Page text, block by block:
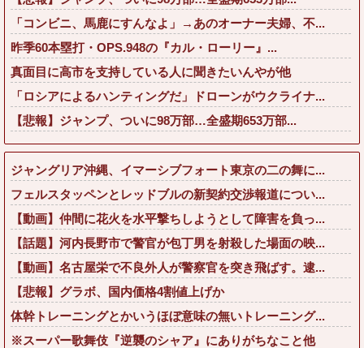
「コンビニ、馬鹿にすんなよ」→あのオーナー夫婦、不...
昨季60本塁打・OPS.948の『カル・ローリー』...
真面目に高市を支持している人に聞きたいんやが他
「ロシアによるハンティングだ」ドローンがウクライナ...
【悲報】ジャンプ、ついに98万部…全盛期653万部...
ジャングリア沖縄、イマーシブフォート東京の二の舞に...
フェルスタッペンとレッドブルの新契約交渉報道につい...
【動画】仲間に花火を水平撃ちしようとして障害を負っ...
【話題】河内長野市で警官が包丁男を射殺した場面の映...
【動画】名古屋栄で不良外人が警察官を突き飛ばす。逮...
【悲報】グラボ、国内価格4割値上げか
体幹トレーニングとかいうほぼ意味の無いトレーニング...
※スーパー歌舞伎『逆襲のシャア』にありがちなこと他